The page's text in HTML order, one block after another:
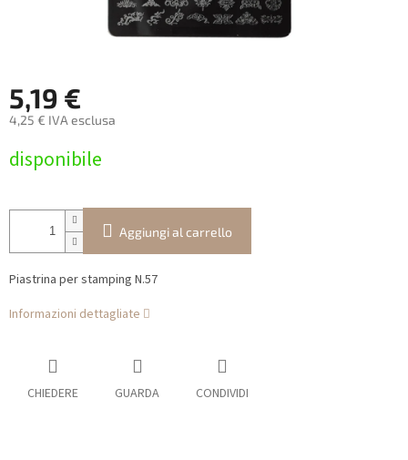
5,19 €
4,25 € IVA esclusa
della
disponibile
Aggiungi al carrello
Piastrina per stamping N.57
Informazioni dettagliate
CHIEDERE GUARDA CONDIVIDI